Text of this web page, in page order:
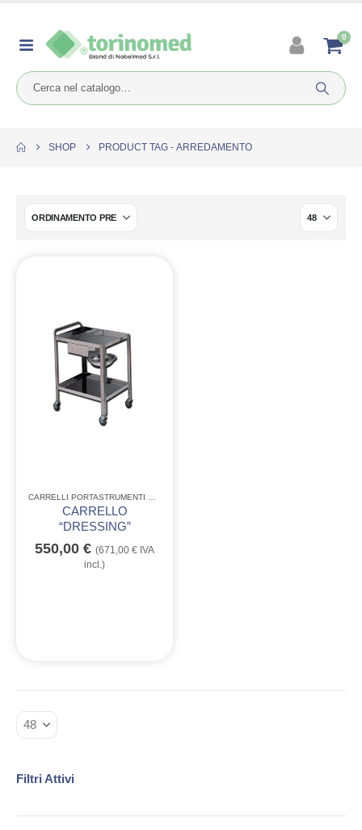
0
SHOP PRODUCT TAG - ARREDAMENTO
CARRELLI PORTASTRUMENTI E TAVOLI MAYO
CARRELLO
“DRESSING”
550,00 € (671,00 € IVA
incl.)
Filtri Attivi